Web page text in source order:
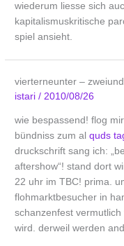
wiederum liesse sich
kapitalismuskritische
spiel ansieht.
vierterneunter –
istari/2010/08/26
wie bespassend! flog
bündniss zum alquds
druckschrift sang ich:
aftershow“! stand dort
22 uhr im TBC! prima.
flohmarktbesucher in
schanzenfest
wird. derweil werden